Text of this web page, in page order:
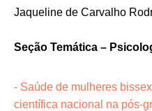
Jaqueline de Carvalho
Seção Temática –
- Saúde de mulheres
científica nacional na pós-